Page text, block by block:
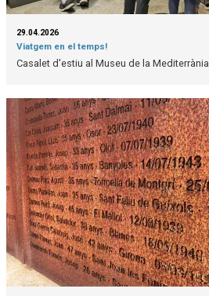
29.04.2026
Viatgem en el temps!
Casalet d'estiu al Museu de la Mediterrània